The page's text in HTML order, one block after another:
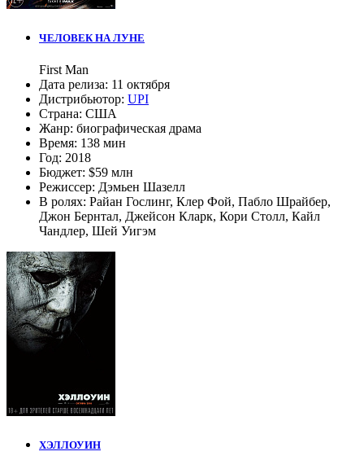
ЧЕЛОВЕК НА ЛУНЕ
First Man
Дата релиза: 11 октября
Дистрибьютор: UPI
Страна: США
Жанр: биографическая драма
Время: 138 мин
Год: 2018
Бюджет: $59 млн
Режиссер: Дэмьен Шазелл
В ролях: Райан Гослинг, Клер Фой, Пабло Шрайбер,
Джон Бернтал, Джейсон Кларк, Кори Столл, Кайл
Чандлер, Шей Уигэм
ХЭЛЛОУИН